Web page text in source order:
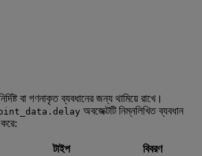
বা গণনাকৃত ব্যবধানের জন্য থামিয়ে রাখে।
অবজেক্টটি নিম্নলিখিত ব্যবধান
টাইপ বিবরণ